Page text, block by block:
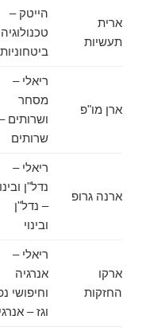
ארית
תעשיות
הייטק –
טכנולוגיה –
ביטחוניות
ארן מו"פ
ריאלי –
מסחר
ושרותים –
שרותים
ארנה גרופ
ריאלי –
נדל"ן ובינוי
– נדל"ן
ובינוי
ארקו
החזקות
ריאלי –
אנרגיה
וחיפושי נפט
וגז – אנרגיה